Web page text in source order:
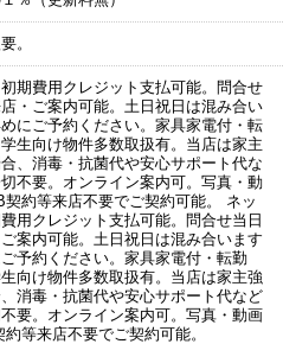
。
期費用クレジット支払可能。問合せ
・ご案内可能。土日祝日は混み合い
にご予約ください。家具家電付・転
生向け物件多数取扱有。当店は家主
、消毒・抗菌代や安心サポート代な
不要。オンライン案内可。写真・動
契約等来店不要でご契約可能。 ネッ
用クレジット支払可能。問合せ当日
案内可能。土日祝日は混み合います
予約ください。家具家電付・転勤
向け物件多数取扱有。当店は家主強
消毒・抗菌代や安心サポート代など
要。オンライン案内可。写真・動画
等来店不要でご契約可能。